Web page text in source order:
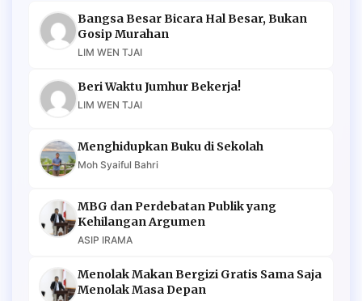
Bangsa Besar Bicara Hal Besar, Bukan
Gosip Murahan
LIM WEN TJAI
Beri Waktu Jumhur Bekerja!
LIM WEN TJAI
Menghidupkan Buku di Sekolah
Moh Syaiful Bahri
MBG dan Perdebatan Publik yang
Kehilangan Argumen
ASIP IRAMA
Menolak Makan Bergizi Gratis Sama Saja
Menolak Masa Depan